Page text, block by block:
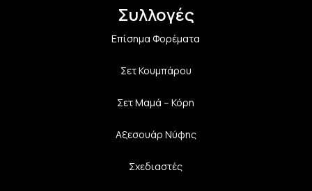
Συλλογές
Επίσημα Φορέματα
Σετ Κουμπάρου
Σετ Μαμά – Κόρη
Αξεσουάρ Νύφης
Σχεδιαστές